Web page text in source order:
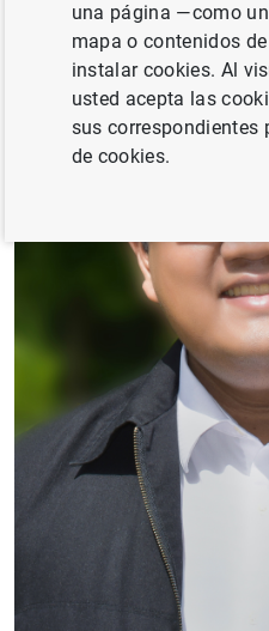
una página —como
mapa o contenidos
instalar cookies. Al
usted acepta las
sus correspondientes
de cookies.